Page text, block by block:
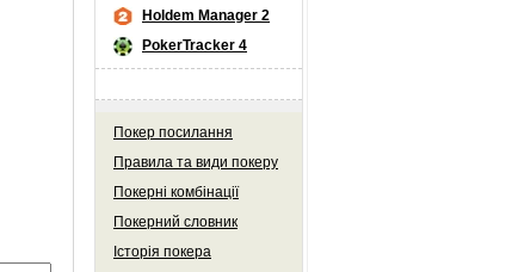
Holdem Manager 2
PokerTracker 4
Покер посилання
Правила та види покеру
Покерні комбінації
Покерний словник
Історія покера